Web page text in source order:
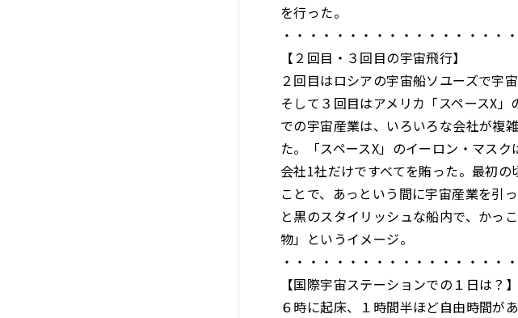
を行った。
・・・・・・・・・・・・・・・・・
【２回目・３回目の宇宙飛行】
２回目はロシアの宇宙船ソユーズで宇
そして３回目はアメリカ「スペースX
での宇宙産業は、いろいろな会社が複
た。「スペースX」のイーロン・マス
会社1社だけですべてを賄った。最初
ことで、あっという間に宇宙産業を引
と黒のスタイリッシュな船内で、かっ
物」というイメージ。
・・・・・・・・・・・・・・・・・
【国際宇宙ステーションでの１日は？】
６時に起床、１時間半ほど自由時間が